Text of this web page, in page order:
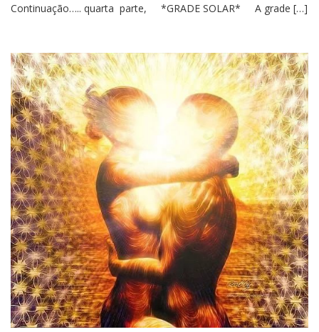
Continuação….. quarta parte, *GRADE SOLAR* A grade […]